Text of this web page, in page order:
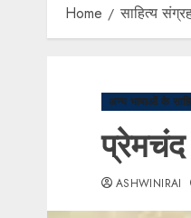
Home साहित्य
अन्य भाषाओं के
प्रेमचंद
ASHWINIRAI